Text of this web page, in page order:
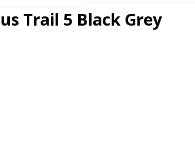
Trail 5 Black Grey